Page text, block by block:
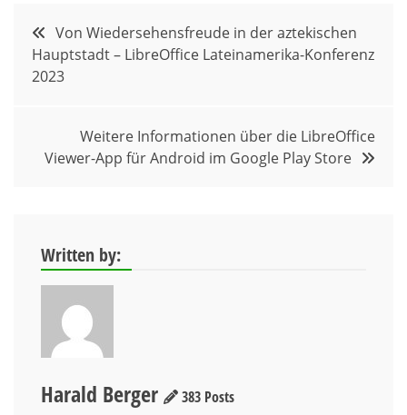
Beitragsnavigation
Von Wiedersehensfreude in der aztekischen
Hauptstadt – LibreOffice Lateinamerika-Konferenz
2023
Weitere Informationen über die LibreOffice
Viewer-App für Android im Google Play Store
Written by:
Harald Berger
383 Posts